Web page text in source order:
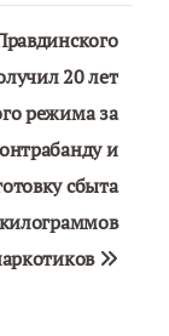
20 лет
режима за
и
сбыта